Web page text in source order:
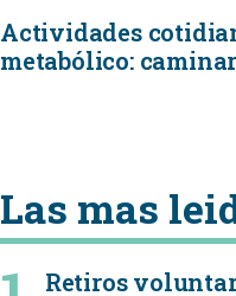
Actividades
metabólico:
Las mas
Retiros